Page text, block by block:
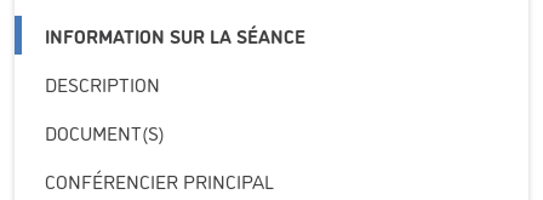
INFORMATION SUR LA SÉANCE
DESCRIPTION
DOCUMENT(S)
CONFÉRENCIER PRINCIPAL